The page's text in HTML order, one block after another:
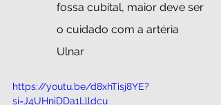
fossa cubital, maior deve ser
o cuidado com a artéria
Ulnar
https://youtu.be/d8xhTisj8YE?
si=J4UHniDDa1Llldcu